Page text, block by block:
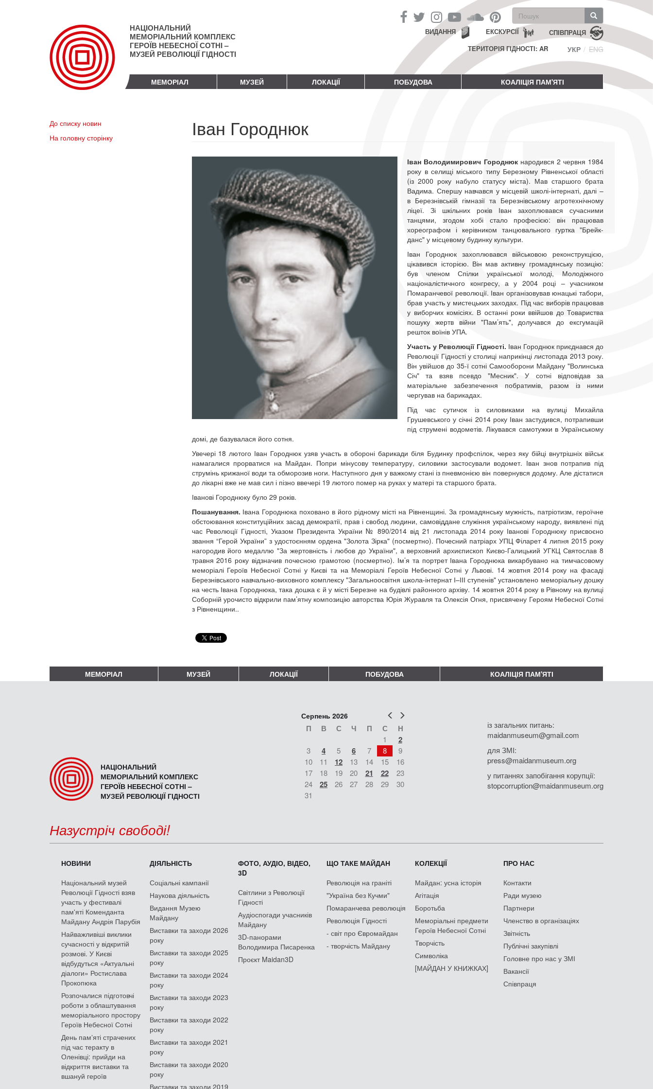
НАЦІОНАЛЬНИЙ
МЕМОРІАЛЬНИЙ КОМПЛЕКС
ГЕРОЇВ НЕБЕСНОЇ СОТНІ –
МУЗЕЙ РЕВОЛЮЦІЇ ГІДНОСТІ
Пошукова
форма
Пошук СПІВПРАЦЯ
ЕКСКУРСІЇ
ВИДАННЯ
ТЕРИТОРІЯ ГІДНОСТІ: AR
УКР ENG
МЕМОРІАЛ МУЗЕЙ ЛОКАЦІЇ ПОБУДОВА КОАЛІЦІЯ ПАМ'ЯТІ
До списку новин
На головну сторінку
Іван Городнюк
Іван Володимирович Городнюк народився 2 червня 1984
року в селищі міського типу Березному Рівненської області
(із 2000 року набуло статусу міста). Мав старшого брата
Вадима. Спершу навчався у місцевій школі-інтернаті, далі –
в Березнівській гімназії та Березнівському агротехнічному
ліцеї. Зі шкільних років Іван захоплювався сучасними
танцями, згодом хобі стало професією: він працював
хореографом і керівником танцювального гуртка "Брейк-
данс" у місцевому будинку культури.
Іван Городнюк захоплювався військовою реконструкцією,
цікавився історією. Він мав активну громадянську позицію:
був членом Спілки української молоді, Молодіжного
націоналістичного конгресу, а у 2004 році – учасником
Помаранчевої революції. Іван організовував юнацькі табори,
брав участь у мистецьких заходах. Під час виборів працював
у виборчих комісіях. В останні роки ввійшов до Товариства
пошуку жертв війни "Пам’ять", долучався до ексгумацій
решток воїнів УПА.
Участь у Революції Гідності. Іван Городнюк приєднався до
Революції Гідності у столиці наприкінці листопада 2013 року.
Він увійшов до 35-ї сотні Самооборони Майдану "Волинська
Січ" та взяв псевдо "Месник". У сотні відповідав за
матеріальне забезпечення побратимів, разом із ними
чергував на барикадах.
Під час сутичок із силовиками на вулиці Михайла
Грушевського у січні 2014 року Іван застудився, потрапивши
під струмені водометів. Лікувався самотужки в Українському
домі, де базувалася його сотня.
Увечері 18 лютого Іван Городнюк узяв участь в обороні барикади біля Будинку профспілок, через яку бійці внутрішніх військ
намагалися прорватися на Майдан. Попри мінусову температуру, силовики застосували водомет. Іван знов потрапив під
струмінь крижаної води та обморозив ноги. Наступного дня у важкому стані із пневмонією він повернувся додому. Але дістатися
до лікарні вже не мав сил і пізно ввечері 19 лютого помер на руках у матері та старшого брата.
Іванові Городнюку було 29 років.
Пошанування. Івана Городнюка поховано в його рідному місті на Рівненщині. За громадянську мужність, патріотизм, героїчне
обстоювання конституційних засад демократії, прав і свобод людини, самовіддане служіння українському народу, виявлені під
час Революції Гідності, Указом Президента України № 890/2014 від 21 листопада 2014 року Іванові Городнюку присвоєно
звання “Герой України” з удостоєнням ордена "Золота Зірка" (посмертно). Почесний патріарх УПЦ Філарет 4 липня 2015 року
нагородив його медаллю "За жертовність і любов до України", а верховний архиєпископ Києво-Галицький УГКЦ Святослав 8
травня 2016 року відзначив почесною грамотою (посмертно). Ім’я та портрет Івана Городнюка викарбувано на тимчасовому
меморіалі Героїв Небесної Сотні у Києві та на Меморіалі Героїв Небесної Сотні у Львові. 14 жовтня 2014 року на фасаді
Березнівського навчально-виховного комплексу "Загальноосвітня школа-інтернат І–ІІІ ступенів" установлено меморіальну дошку
на честь Івана Городнюка, така дошка є й у місті Березне на будівлі районного архіву. 14 жовтня 2014 року в Рівному на вулиці
Соборній урочисто відкрили пам’ятну композицію авторства Юрія Журавля та Олексія Огня, присвячену Героям Небесної Сотні
з Рівненщини..
МЕМОРІАЛ МУЗЕЙ ЛОКАЦІЇ ПОБУДОВА КОАЛІЦІЯ ПАМ'ЯТІ
НАЦІОНАЛЬНИЙ
МЕМОРІАЛЬНИЙ КОМПЛЕКС
ГЕРОЇВ НЕБЕСНОЇ СОТНІ –
МУЗЕЙ РЕВОЛЮЦІЇ ГІДНОСТІ
Попер
Серпень 2026
П В С Ч П С Н
1 2
3 4 5 6 7 8
9
10
11 12 13 14 15
16
17
18 19 20 21 22
23
24
25 26 27 28 29
30
31
із загальних питань:
maidanmuseum@gmail.com
для ЗМІ:
press@maidanmuseum.org
у питаннях запобігання корупції:
stopcorruption@maidanmuseum.org
Назустріч свободі!
НОВИНИ
Національний музей
Революції Гідності взяв
участь у фестивалі
пам'яті Коменданта
Майдану Андрія Парубія
Найважливіші виклики
сучасності у відкритій
розмові. У Києві
відбудуться «Актуальні
діалоги» Ростислава
Прокопюка
Розпочалися підготовчі
роботи з облаштування
меморіального простору
Героїв Небесної Сотні
День памʼяті страчених
під час теракту в
Оленівці: прийди на
відкриття виставки та
вшануй героїв
ДІЯЛЬНІСТЬ
Соціальні кампанії
Наукова діяльність
Видання Музею
Майдану
Виставки та заходи 2026
року
Виставки та заходи 2025
року
Виставки та заходи 2024
року
Виставки та заходи 2023
року
Виставки та заходи 2022
року
Виставки та заходи 2021
року
Виставки та заходи 2020
року
Виставки та заходи 2019
ФОТО, АУДІО, ВІДЕО,
3D
Світлини з Революції
Гідності
Аудіоспогади учасників
Майдану
3D-панорами
Володимира Писаренка
Проєкт Maidan3D
ЩО ТАКЕ МАЙДАН
Революція на граніті
"Україна без Кучми"
Помаранчева революція
Революція Гідності
- світ про Євромайдан
- творчість Майдану
КОЛЕКЦІЇ
Майдан: усна історія
Агітація
Боротьба
Меморіальні предмети
Героїв Небесної Сотні
Творчість
Символіка
[МАЙДАН У КНИЖКАХ]
ПРО НАС
Контакти
Ради музею
Партнери
Членство в організаціях
Звітність
Публічні закупівлі
Головне про нас у ЗМІ
Вакансії
Співпраця